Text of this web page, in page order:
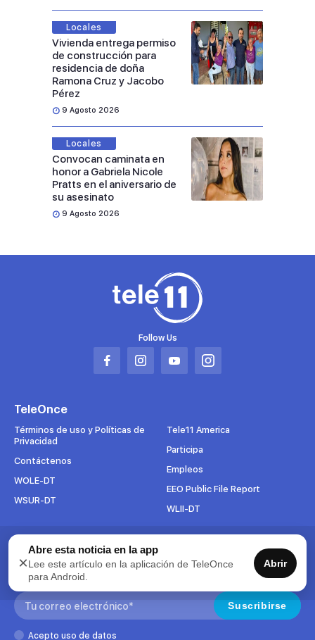
Locales
Vivienda entrega permiso
de construcción para
residencia de doña
Ramona Cruz y Jacobo
Pérez
9 Agosto 2026
Locales
Convocan caminata en
honor a Gabriela Nicole
Pratts en el aniversario de
su asesinato
9 Agosto 2026
Follow Us
Abrir
pestaña
Abrir
pestaña
Abrir
pestaña
Abrir
pestaña
TeleOnce
Términos de uso y Políticas de
Privacidad
Contáctenos
WOLE-DT
WSUR-DT
Tele11 America
Participa
Empleos
EEO Public File Report
WLII-DT
Suscríbete al boletín
Para mantenerse al tanto de todo lo que pasa en TeleOnce,
suscríbase ahora a nuestros boletines.
Search: Suscribirse
Acepto uso de datos
×
Abre esta noticia en la app
Lee este artículo en la aplicación de TeleOnce
para Android.
Abrir